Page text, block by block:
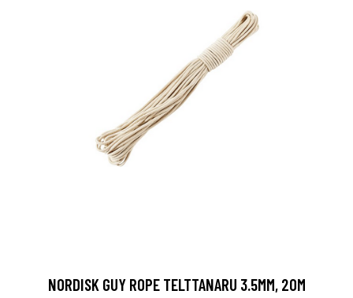
NORDISK GUY ROPE TELTTANARU 3.5MM, 20M